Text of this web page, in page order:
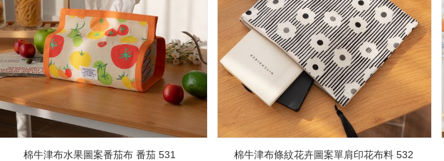
棉牛津布水果圖案番茄布 番茄 531 棉牛津布條紋花卉圖案單肩印花布料 532